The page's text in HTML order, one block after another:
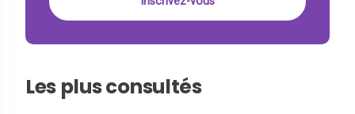
Les plus consultés